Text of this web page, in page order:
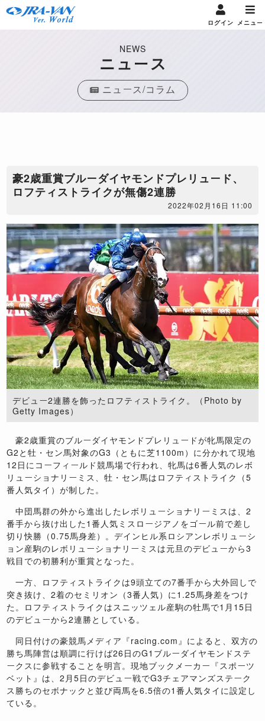
ログイン メニュー
NEWS
ニュース
ニュース/コラム
豪2歳重賞ブルーダイヤモンドプレリュード、
ロフティストライクが無傷2連勝
2022年02月16日 11:00
デビュー2連勝を飾ったロフティストライク。（Photo by
Getty Images）
豪2歳重賞のブルーダイヤモンドプレリュードが牝馬限定の
G2と牡・セン馬対象のG3（ともに芝1100m）に分かれて現地
12日にコーフィールド競馬場で行われ、牝馬は6番人気のレボ
リューショナリーミス、牡・セン馬はロフティストライク（5
番人気タイ）が制した。
中団馬群の外から進出したレボリューショナリーミスは、2
番手から抜け出した1番人気ミスロージアノをゴール前で差し
切り快勝（0.75馬身差）。デインヒル系ロシアンレボリューシ
ョン産駒のレボリューショナリーミスは元旦のデビューから3
戦目での初勝利が重賞となった。
一方、ロフティストライクは9頭立ての7番手から大外回しで
突き抜け、2着のセミリオン（3番人気）に1.25馬身差をつけ
た。ロフティストライクはスニッツェル産駒の牡馬で1月15日
のデビューから2連勝としている。
同日付けの豪競馬メディア『racing.com』によると、双方の
勝ち馬陣営は順調に行けば26日のG1ブルーダイヤモンドステ
ークスに参戦することを明言。現地ブックメーカー『スポーツ
ベット』は、2月5日のデビュー戦でG3チェアマンズステーク
ス勝ちのセボナックと並び両馬を6.5倍の1番人気タイに設定し
ている。